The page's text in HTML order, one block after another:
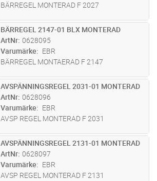
BÄRREGEL MONTERAD F 2027
ST Lägg i kundvagn
BÄRREGEL 2147-01 BLX MONTERAD
ArtNr 0628095
Varumärke
EBR
BÄRREGEL MONTAERAD F 2147
ST Lägg i kundvagn
AVSPÄNNINGSREGEL 2031-01 MONTERAD
ArtNr 0628096
Varumärke
EBR
AVSP REGEL MONTERAD F 2031
ST Lägg i kundvagn
AVSPÄNNINGSREGEL 2131-01 MONTERAD
ArtNr 0628097
Varumärke
EBR
AVSP REGEL MONTERAD F 2131